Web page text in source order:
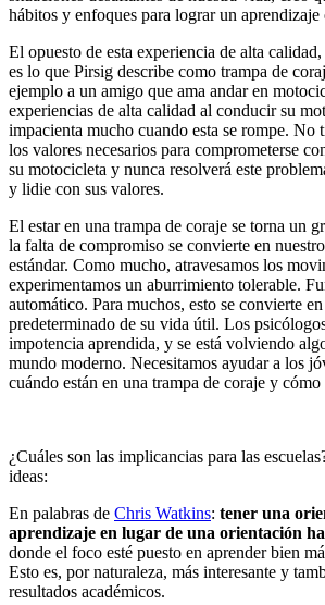
hábitos y enfoques para lograr un aprendizaje
El opuesto de esta experiencia de alta
es lo que Pirsig describe como trampa de
ejemplo a un amigo que ama andar en
experiencias de alta calidad al conducir su
impacienta mucho cuando esta se rompe. No
los valores necesarios para comprometerse
su motocicleta y nunca resolverá este
y lidie con sus valores.
El estar en una trampa de coraje se torna un
la falta de compromiso se convierte en
estándar. Como mucho, atravesamos los
experimentamos un aburrimiento tolerable.
automático. Para muchos, esto se convierte
predeterminado de su vida útil. Los
impotencia aprendida, y se está volviendo
mundo moderno. Necesitamos ayudar a los
cuándo están en una trampa de coraje y
¿Cuáles son las implicancias para las
ideas:
En palabras de Chris Watkins: tener una
aprendizaje en lugar de una orientación
donde el foco esté puesto en aprender bien
Esto es, por naturaleza, más interesante y
resultados académicos.